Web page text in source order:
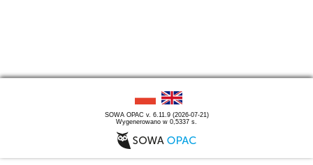
SOWA OPAC v. 6.11.9 (2026-07-21)
Wygenerowano w 0,5337 s.